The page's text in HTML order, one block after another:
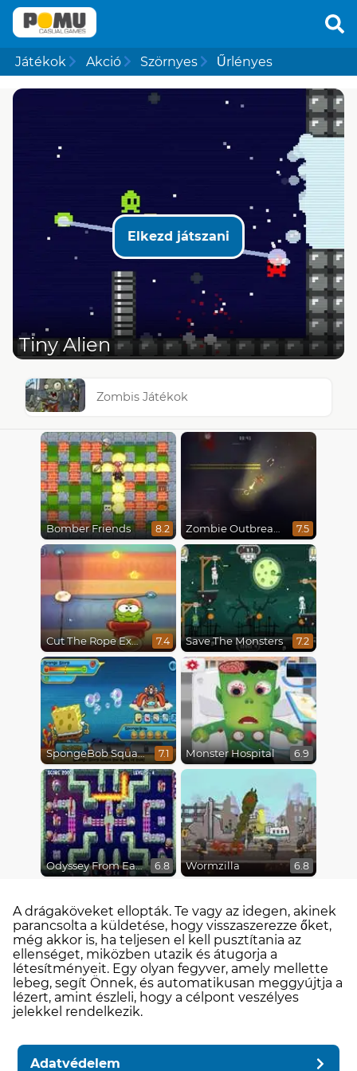
Játékok Akció Szörnyes Űrlényes
Elkezd játszani
Tiny Alien
Zombis Játékok
Bomber Friends 8.2 Zombie Outbreak Arena 7.5
Cut The Rope Experiments 7.4 Save The Monsters 7.2
SpongeBob SquarePants : Monster Island Adventures 7.1 Monster Hospital 6.9
Odyssey From Earth To Space 6.8 Wormzilla 6.8
A drágaköveket ellopták. Te vagy az idegen, akinek
parancsolta a küldetése, hogy visszaszerezze őket,
még akkor is, ha teljesen el kell pusztítania az
ellenséget, miközben utazik és átugorja a
létesítményeit. Egy olyan fegyver, amely mellette
lebeg, segít Önnek, és automatikusan meggyújtja a
lézert, amint észleli, hogy a célpont veszélyes
jelekkel rendelkezik.
Adatvédelem